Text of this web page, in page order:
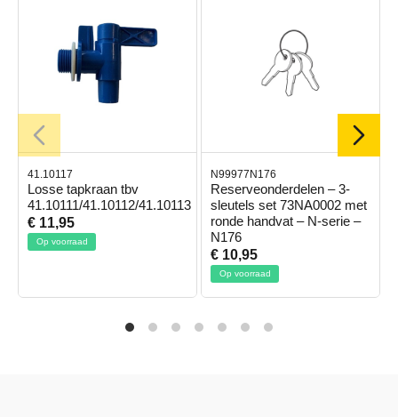
41.10117
Losse tapkraan tbv
41.10111/41.10112/41.10113
€ 11,95
Op voorraad
N99977N176
Reserveonderdelen – 3-
sleutels set 73NA0002 met
ronde handvat – N-serie –
N176
€ 10,95
Op voorraad